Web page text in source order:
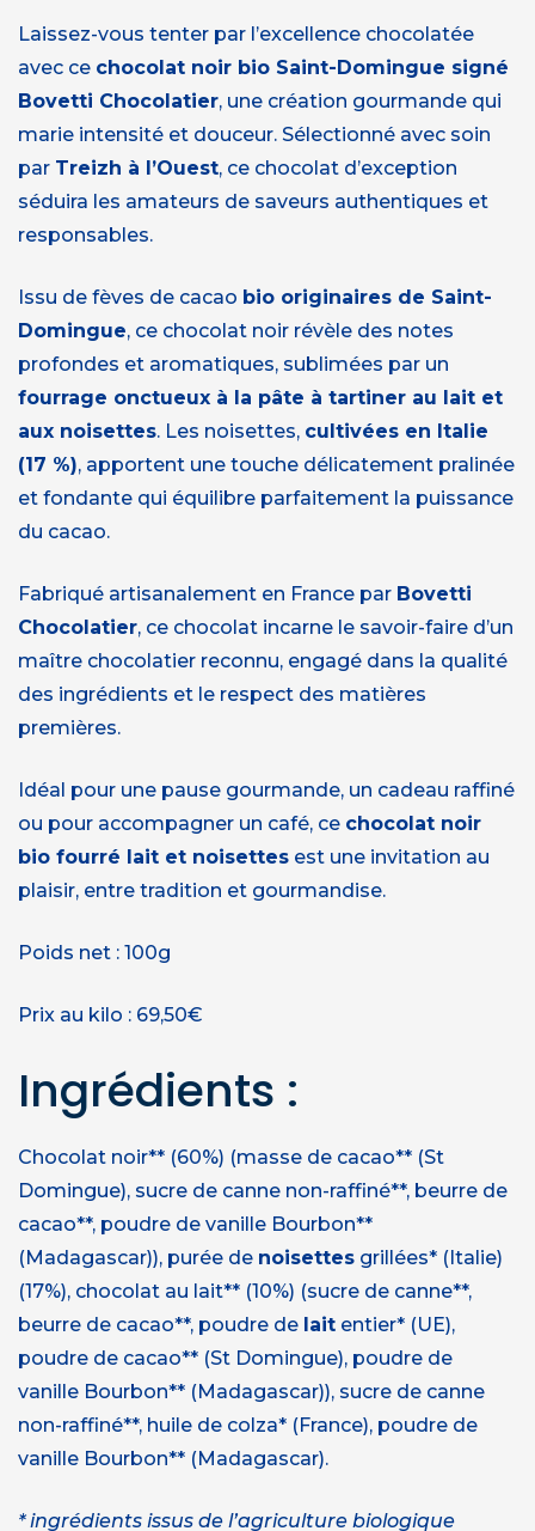
Laissez-vous tenter par l’excellence chocolatée
avec ce chocolat noir bio Saint-Domingue signé
Bovetti Chocolatier, une création gourmande qui
marie intensité et douceur. Sélectionné avec soin
par Treizh à l’Ouest, ce chocolat d’exception
séduira les amateurs de saveurs authentiques et
responsables.
Issu de fèves de cacao bio originaires de Saint-
Domingue, ce chocolat noir révèle des notes
profondes et aromatiques, sublimées par un
fourrage onctueux à la pâte à tartiner au lait et
aux noisettes. Les noisettes, cultivées en Italie
(17 %), apportent une touche délicatement pralinée
et fondante qui équilibre parfaitement la puissance
du cacao.
Fabriqué artisanalement en France par Bovetti
Chocolatier, ce chocolat incarne le savoir-faire d’un
maître chocolatier reconnu, engagé dans la qualité
des ingrédients et le respect des matières
premières.
Idéal pour une pause gourmande, un cadeau raffiné
ou pour accompagner un café, ce chocolat noir
bio fourré lait et noisettes est une invitation au
plaisir, entre tradition et gourmandise.
Poids net : 100g
Prix au kilo : 69,50€
Ingrédients :
Chocolat noir** (60%) (masse de cacao** (St
Domingue), sucre de canne non-raffiné**, beurre de
cacao**, poudre de vanille Bourbon**
(Madagascar)), purée de noisettes grillées* (Italie)
(17%), chocolat au lait** (10%) (sucre de canne**,
beurre de cacao**, poudre de lait entier* (UE),
poudre de cacao** (St Domingue), poudre de
vanille Bourbon** (Madagascar)), sucre de canne
non-raffiné**, huile de colza* (France), poudre de
vanille Bourbon** (Madagascar).
* ingrédients issus de l’agriculture biologique